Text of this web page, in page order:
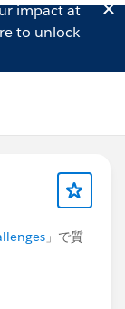
impact at
to unlock
」で質